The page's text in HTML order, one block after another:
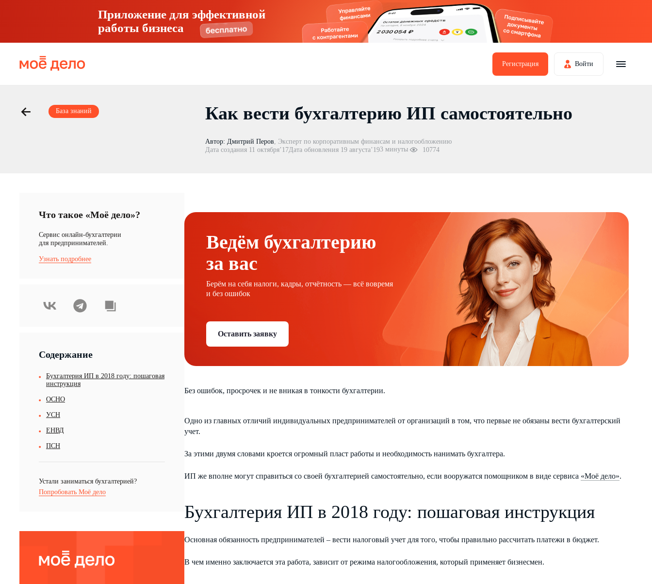
Приложение для эффективной
работы бизнеса
Регистрация Войти
База знаний Как вести бухгалтерию ИП самостоятельно
Автор: Дмитрий Перов, Эксперт по корпоративным финансам и налогообложению
Дата создания 11 октября’17Дата обновления 19 августа’193 минуты 10774
Что такое «Моё дело»?
Cервис онлайн-бухгалтерии
для предпринимателей.
Узнать подробнее
Содержание
Бухгалтерия ИП в 2018 году: пошаговая
инструкция
ОСНО
УСН
ЕНВД
ПСН
Устали заниматься бухгалтерией?
Попробовать Моё дело
Ведём бухгалтерию
за вас
Берём на себя налоги, кадры, отчётность — всё вовремя
и без ошибок
Оставить заявку
Без ошибок, просрочек и не вникая в тонкости бухгалтерии.
Одно из главных отличий индивидуальных предпринимателей от организаций в том, что первые не обязаны вести бухгалтерский
учет.
За этими двумя словами кроется огромный пласт работы и необходимость нанимать бухгалтера.
ИП же вполне могут справиться со своей бухгалтерией самостоятельно, если вооружатся помощником в виде сервиса «Моё дело».
Бухгалтерия ИП в 2018 году: пошаговая инструкция
Основная обязанность предпринимателей – вести налоговый учет для того, чтобы правильно рассчитать платежи в бюджет.
В чем именно заключается эта работа, зависит от режима налогообложения, который применяет бизнесмен.